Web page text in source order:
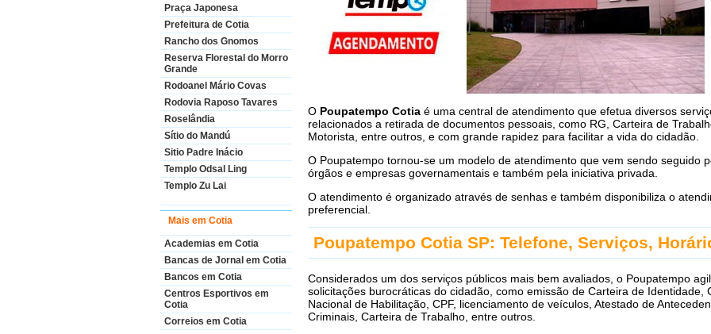
Praça Japonesa
Prefeitura de Cotia
Rancho dos Gnomos
Reserva Florestal do Morro
Grande
Rodoanel Mário Covas
Rodovia Raposo Tavares
Roselândia
Sítio do Mandú
Sitio Padre Inácio
Templo Odsal Ling
Templo Zu Lai
Mais em Cotia
Academias em Cotia
Bancas de Jornal em Cotia
Bancos em Cotia
Centros Esportivos em
Cotia
Correios em Cotia
O Poupatempo Cotia é uma central de atendimento que efetua diversos
relacionados a retirada de documentos pessoais, como RG, Carteira de
Motorista, entre outros, e com grande rapidez para facilitar a vida do cidadão.
O Poupatempo tornou-se um modelo de atendimento que vem sendo seguido
órgãos e empresas governamentais e também pela iniciativa privada.
O atendimento é organizado através de senhas e também disponibiliza o
preferencial.
Poupatempo Cotia SP: Telefone, Serviços,
Considerados um dos serviços públicos mais bem avaliados, o Poupatempo
solicitações burocráticas do cidadão, como emissão de Carteira de Identidade,
Nacional de Habilitação, CPF, licenciamento de veículos, Atestado de
Criminais, Carteira de Trabalho, entre outros.